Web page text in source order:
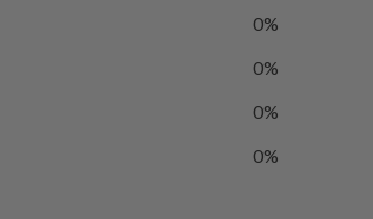
0%
0%
0%
0%